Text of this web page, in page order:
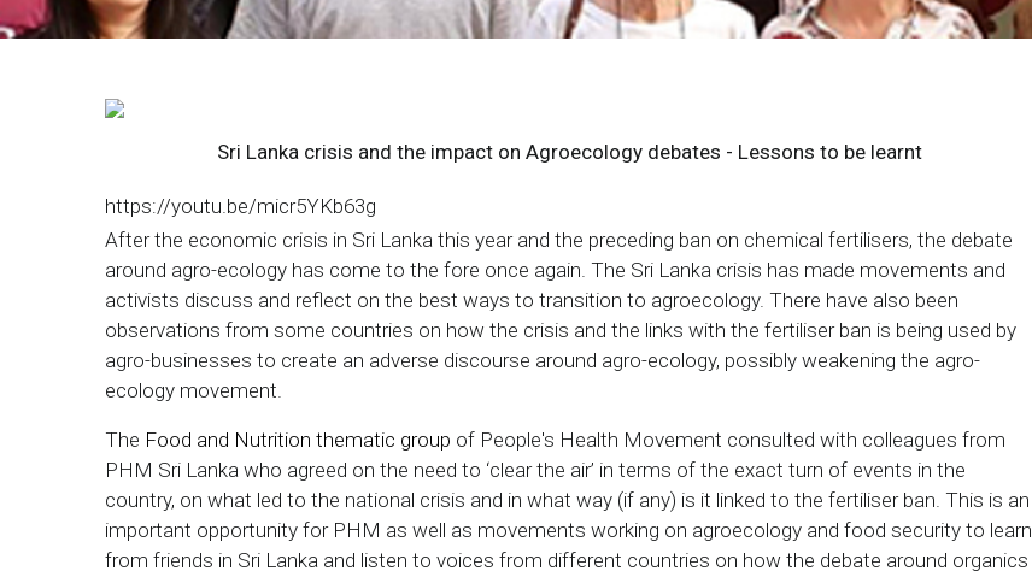
Breadcrumb
Sri Lanka crisis and the impact on Agroecology debates - Lessons to be learnt
https://youtu.be/micr5YKb63g
After the economic crisis in Sri Lanka this year and the preceding ban on chemical fertilisers, the debate
around agro-ecology has come to the fore once again. The Sri Lanka crisis has made movements and
activists discuss and reflect on the best ways to transition to agroecology. There have also been
observations from some countries on how the crisis and the links with the fertiliser ban is being used by
agro-businesses to create an adverse discourse around agro-ecology, possibly weakening the agro-
ecology movement.
The Food and Nutrition thematic group of People's Health Movement consulted with colleagues from
PHM Sri Lanka who agreed on the need to ‘clear the air’ in terms of the exact turn of events in the
country, on what led to the national crisis and in what way (if any) is it linked to the fertiliser ban. This is an
important opportunity for PHM as well as movements working on agroecology and food security to learn
from friends in Sri Lanka and listen to voices from different countries on how the debate around organics